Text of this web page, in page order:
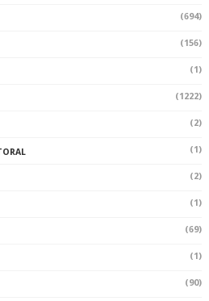
(694)
(156)
(1)
(1222)
(2)
(1)
(2)
(1)
(69)
(1)
(90)